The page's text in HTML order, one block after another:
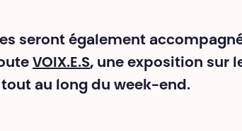
seront également
VOIX.E.S, une exposition sur
tout au long du week-end.